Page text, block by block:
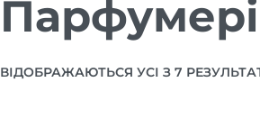
ВІДОБРАЖАЮТЬСЯ УСІ З 7